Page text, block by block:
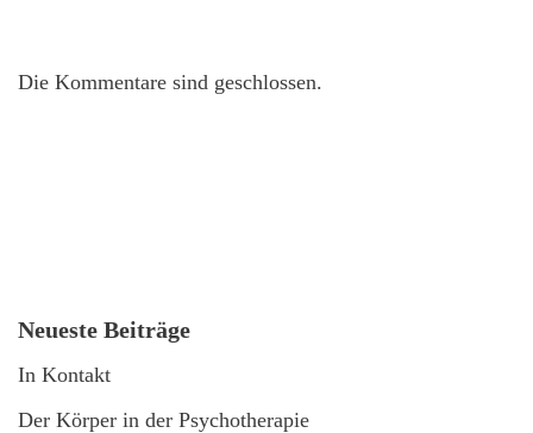
Die Kommentare sind geschlossen.
Neueste Beiträge
In Kontakt
Der Körper in der Psychotherapie